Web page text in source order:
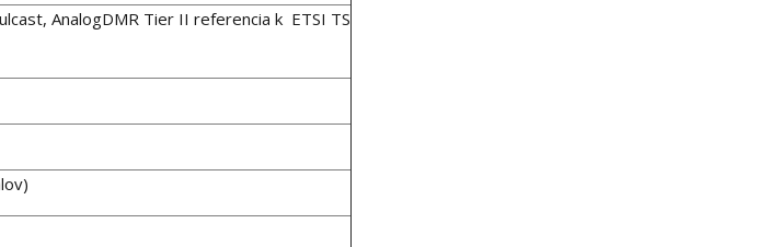
AnalogDMR Tier II referencia k ETSI TS